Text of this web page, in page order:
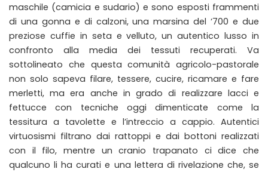
maschile (camicia e sudario) e sono esposti frammenti
di una gonna e di calzoni, una marsina del ‘700 e due
preziose cuffie in seta e velluto, un autentico lusso in
confronto alla media dei tessuti recuperati. Va
sottolineato che questa comunità agricolo-pastorale
non solo sapeva filare, tessere, cucire, ricamare e fare
merletti, ma era anche in grado di realizzare lacci e
fettucce con tecniche oggi dimenticate come la
tessitura a tavolette e l’intreccio a cappio. Autentici
virtuosismi filtrano dai rattoppi e dai bottoni realizzati
con il filo, mentre un cranio trapanato ci dice che
qualcuno li ha curati e una lettera di rivelazione che, se